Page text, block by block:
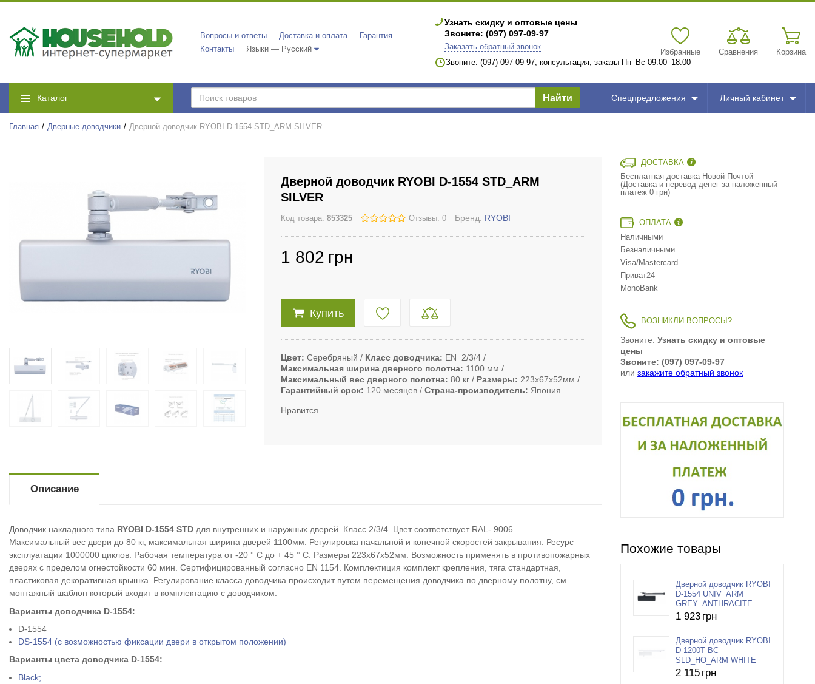
Вопросы и ответы Доставка и оплата
Гарантия
Контакты
Языки — Русский
Узнать скидку и оптовые цены
Звоните: (097) 097-09-97
Заказать обратный звонок
Звоните: (097) 097-09-97, консультация, заказы Пн–Вс 09:00–18:00
Избранные Сравнения Корзина
Каталог Найти Спецпредложения Личный кабинет
Главная Дверные доводчики Дверной доводчик RYOBI D-1554 STD_ARM SILVER
Дверной доводчик RYOBI D-1554 STD_ARM
SILVER
Код товара: 853325 Отзывы: 0 Бренд: RYOBI
1 802 грн
Купить
Цвет Серебряный Класс доводчика
EN_2/3/4
Максимальная ширина дверного полотна
1100 мм
Максимальный вес дверного полотна 80 кг Размеры
223х67х52мм
Гарантийный срок
120 месяцев Страна-производитель Япония
Нравится
Описание
Доводчик накладного типа RYOBI D-1554 STD для внутренних и наружных дверей. Класс 2/3/4. Цвет соответствует RAL- 9006.
Максимальный вес двери до 80 кг, максимальная ширина дверей 1100мм. Регулировка начальной и конечной скоростей закрывания. Ресурс
эксплуатации 1000000 циклов. Рабочая температура от -20 ° С до + 45 ° С. Размеры 223х67х52мм. Возможность применять в противопожарных
дверях с пределом огнестойкости 60 мин. Сертифицированный согласно EN 1154. Комплектиция комплект крепления, тяга стандартная,
пластиковая декоративная крышка. Регулирование класса доводчика происходит путем перемещения доводчика по дверному полотну, см.
монтажный шаблон который входит в комплектацию с доводчиком.
Варианты доводчика D-1554:
D-1554
DS-1554 (с возможностью фиксации двери в открытом положении)
Варианты цвета доводчика D-1554:
Black;
ДОСТАВКА
Бесплатная доставка Новой Почтой
(Доставка и перевод денег за наложенный
платеж 0 грн)
ОПЛАТА
Наличными
Безналичными
Visa/Mastercard
Приват24
MonoBank
ВОЗНИКЛИ ВОПРОСЫ?
Звоните: Узнать скидку и оптовые
цены
Звоните: (097) 097-09-97
или закажите обратный звонок
Похожие товары
Дверной доводчик RYOBI
D-1554 UNIV_ARM
GREY_ANTHRACITE
1 923 грн
Дверной доводчик RYOBI
D-1200T BC
SLD_HO_ARM WHITE
2 115 грн